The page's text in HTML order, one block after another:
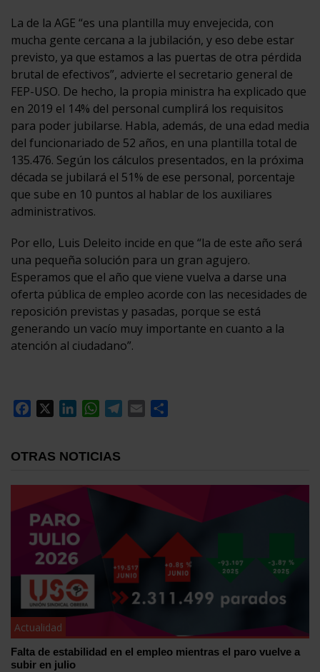
La de la AGE “es una plantilla muy envejecida, con
mucha gente cercana a la jubilación, y eso debe estar
previsto, ya que estamos a las puertas de otra pérdida
brutal de efectivos”, advierte el secretario general de
FEP-USO. De hecho, la propia ministra ha explicado que
en 2019 el 14% del personal cumplirá los requisitos
para poder jubilarse. Habla, además, de una edad media
del funcionariado de 52 años, en una plantilla total de
135.476. Según los cálculos presentados, en la próxima
década se jubilará el 51% de ese personal, porcentaje
que sube en 10 puntos al hablar de los auxiliares
administrativos.
Por ello, Luis Deleito incide en que “la de este año será
una pequeña solución para un gran agujero.
Esperamos que el año que viene vuelva a darse una
oferta pública de empleo acorde con las necesidades de
reposición previstas y pasadas, porque se está
generando un vacío muy importante en cuanto a la
atención al ciudadano”.
Facebook LinkedInWhatsApp
Telegram
Email
OTRAS NOTICIAS
Actualidad
Falta de estabilidad en el empleo mientras el paro vuelve a
subir en julio